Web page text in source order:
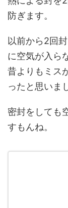
防ぎます。
以前から2回
に空気が入ら
昔よりもミス
ったと思いま
密封をしても
すもんね。